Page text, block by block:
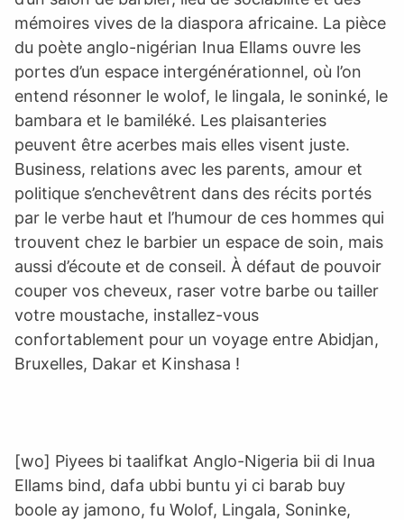
mémoires vives de la diaspora africaine. La pièce
du poète anglo-nigérian Inua Ellams ouvre les
portes d’un espace intergénérationnel, où l’on
entend résonner le wolof, le lingala, le soninké, le
bambara et le bamiléké. Les plaisanteries
peuvent être acerbes mais elles visent juste.
Business, relations avec les parents, amour et
politique s’enchevêtrent dans des récits portés
par le verbe haut et l’humour de ces hommes qui
trouvent chez le barbier un espace de soin, mais
aussi d’écoute et de conseil. À défaut de pouvoir
couper vos cheveux, raser votre barbe ou tailler
votre moustache, installez-vous
confortablement pour un voyage entre Abidjan,
Bruxelles, Dakar et Kinshasa !
[wo] Piyees bi taalifkat Anglo-Nigeria bii di Inua
Ellams bind, dafa ubbi buntu yi ci barab buy
boole ay jamono, fu Wolof, Lingala, Soninke,